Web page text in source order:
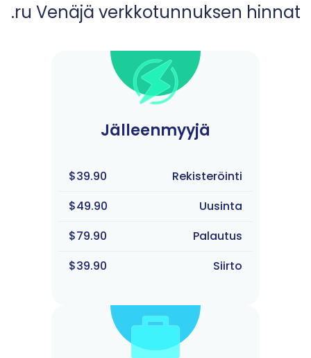
.ru Venäjä verkkotunnuksen hinnat
Jälleenmyyjä
$39.90
Rekisteröinti
$49.90
Uusinta
$79.90
Palautus
$39.90
Siirto